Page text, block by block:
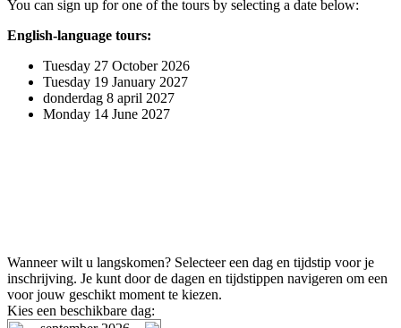
You can sign up for one of the tours by selecting a date below:
English-language tours:
Tuesday 27 October 2026
Tuesday 19 January 2027
donderdag 8 april 2027
Monday 14 June 2027
Wanneer wilt u langskomen? Selecteer een dag en tijdstip voor je
inschrijving. Je kunt door de dagen en tijdstippen navigeren om een
voor jouw geschikt moment te kiezen.
Kies een beschikbare dag: